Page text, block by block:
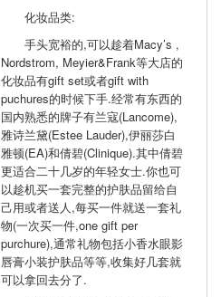
化妆品类:
手头宽裕的,可以趁着Macy’s ,
Nordstrom, Meyier&Frank等大店的
化妆品有gift set或者gift with
puchures的时候下手.经常有东西的
国内熟悉的牌子有兰寇(Lancome),
雅诗兰黛(Estee Lauder),伊丽莎白
雅顿(EA)和倩碧(Clinique).其中倩碧
更适合二十几岁的年轻女士.你也可
以趁机买一套完整的护肤品留给自
己用或者送人,每买一件就送一套礼
物(一次买一件,one gift per
purchure),通常礼物包括小香水眼影
唇膏小装护肤品等等,收集好几套就
可以拿回去分了.